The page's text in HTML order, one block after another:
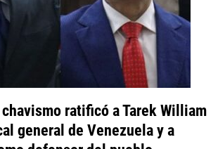
ratificó a Tarek William
general de Venezuela y a